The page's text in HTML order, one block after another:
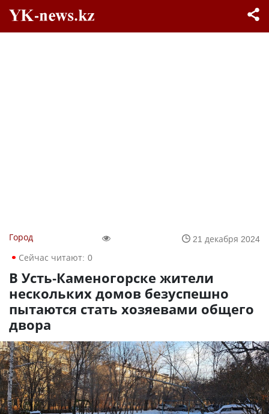
Город
21 декабря 2024
Сейчас читают: 0
В Усть-Каменогорске жители
нескольких домов безуспешно
пытаются стать хозяевами общего
двора